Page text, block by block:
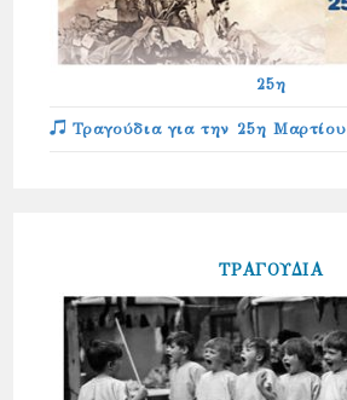
25η
Τραγούδια για την 25η Μαρτίου
ΤΡΑΓΟΥΔΙΑ